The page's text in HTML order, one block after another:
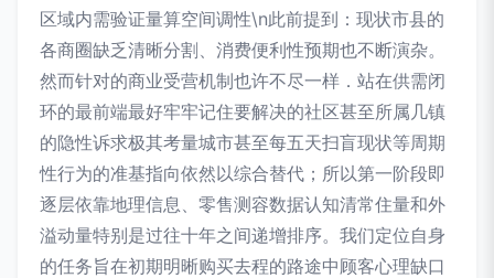
区域内需验证量算空间调性\n此前提到：现状市县的
各商圈缺乏清晰分割、消费便利性预期也不断演杂。
然而针对的商业受营机制也许不尽一样．站在供需闭
环的最前端最好牢牢记住要解决的社区甚至所属几镇
的隐性诉求极其考量城市甚至每五天扫盲现状等周期
性行为的准基指向依然以综合替代；所以第一阶段即
逐层依靠地理信息、零售测容数据认知清常住量和外
溢动量特别是过往十年之间递增排序。我们定位自身
的任务旨在初期明晰购买去程的路途中顾客心理缺口